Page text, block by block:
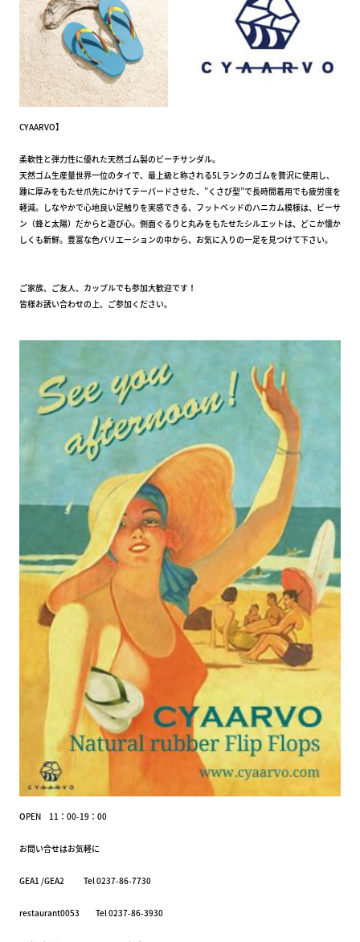
CYAARVO】
柔軟性と弾力性に優れた天然ゴム製のビーチサンダル。
天然ゴム生産量世界一位のタイで、最上級と称される5Lランクのゴムを贅沢に使用し、
踵に厚みをもたせ爪先にかけてテーパードさせた、”くさび型”で長時間着用でも疲労度を
軽減。しなやかで心地良い足触りを実感できる、フットベッドのハニカム模様は、ビーサ
ン（蜂と太陽）だからと遊び心。側面ぐるりと丸みをもたせたシルエットは、どこか懐か
しくも新鮮。豊富な色バリエーションの中から、お気に入りの一足を見つけて下さい。
ご家族、ご友人、カップルでも参加大歓迎です！
皆様お誘い合わせの上、ご参加ください。
OPEN 11：00-19：00
お問い合せはお気軽に
GEA1 /GEA2 Tel 0237-86-7730
restaurant0053 Tel 0237-86-3930